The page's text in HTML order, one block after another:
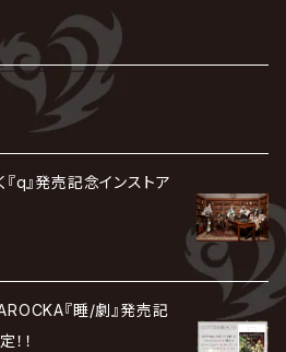
hide
ベヰスメント
q』発売記念インストア
『睡/劇』発売記
！